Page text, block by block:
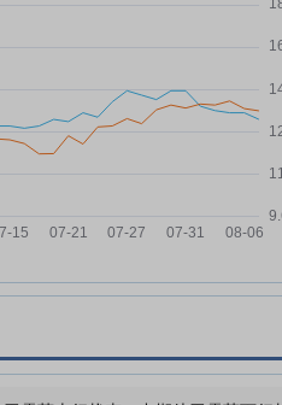
还79万元，
元
07-01